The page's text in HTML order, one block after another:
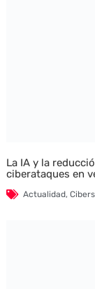
La IA y la
ciberataques en
Actualidad,